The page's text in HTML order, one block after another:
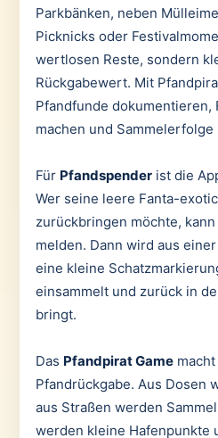
Parkbänken, neben
Picknicks oder
wertlosen Reste, sondern
Rückgabewert. Mit
Pfandfunde dokumentieren,
machen und
Für Pfandspenderist die
Wer seine leere Fanta-
zurückbringen möchte,
melden. Dann wird aus
eine kleine
einsammelt und zurück in
bringt.
Das Pfandpirat Gamemacht
Pfandrückgabe. Aus Dosen
aus Straßen werden
werden kleine Hafenpunkte